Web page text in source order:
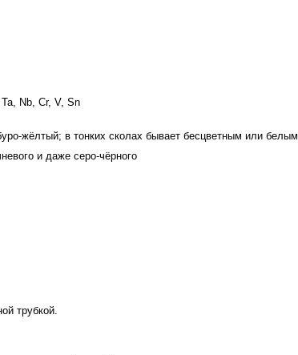
Nb, Cr, V, Sn
жёлтый; в тонких сколах бывает бесцветным или белым
и даже серо-чёрного
трубкой.